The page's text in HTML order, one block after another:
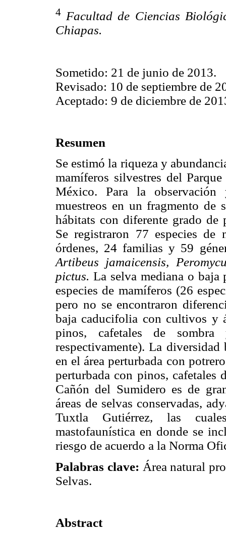
4 Facultad de Ciencias
Chiapas.
Sometido: 21 de junio de 2013.
Revisado: 10 de septiembre de
Aceptado: 9 de diciembre de
Resumen
Se estimó la riqueza y
mamíferos silvestres del
México. Para la
muestreos en un fragmento de
hábitats con diferente grado de
Se registraron 77 especies de
órdenes, 24 familias y 59
Artibeus jamaicensis,
pictus. La selva mediana o baja
especies de mamíferos (26
pero no se encontraron
baja caducifolia con cultivos y
pinos, cafetales de
respectivamente). La
en el área perturbada con
perturbada con pinos, cafetales
Cañón del Sumidero es de
áreas de selvas conservadas,
Tuxtla Gutiérrez, las
mastofaunística en donde se
riesgo de acuerdo a la Norma
Palabras clave: Área natural
Selvas.
Abstract